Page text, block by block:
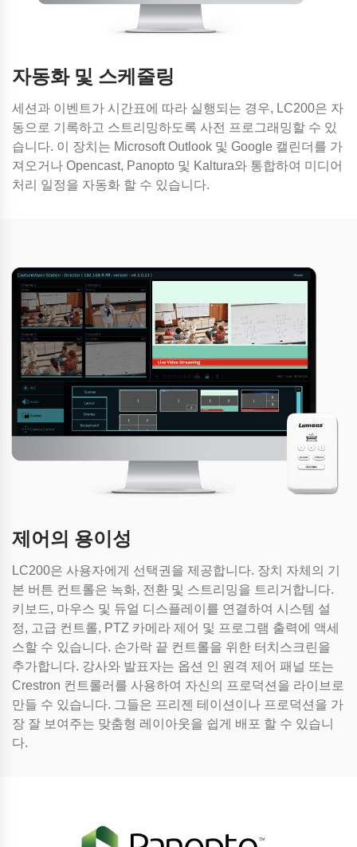
자동화 및 스케줄링
세션과 이벤트가 시간표에 따라 실행되는 경우, LC200은 자
동으로 기록하고 스트리밍하도록 사전 프로그래밍할 수 있
습니다. 이 장치는 Microsoft Outlook 및 Google 캘린더를 가
져오거나 Opencast, Panopto 및 Kaltura와 통합하여 미디어
처리 일정을 자동화 할 수 있습니다.
제어의 용이성
LC200은 사용자에게 선택권을 제공합니다. 장치 자체의 기
본 버튼 컨트롤은 녹화, 전환 및 스트리밍을 트리거합니다.
키보드, 마우스 및 듀얼 디스플레이를 연결하여 시스템 설
정, 고급 컨트롤, PTZ 카메라 제어 및 프로그램 출력에 액세
스할 수 있습니다. 손가락 끝 컨트롤을 위한 터치스크린을
추가합니다. 강사와 발표자는 옵션 인 원격 제어 패널 또는
Crestron 컨트롤러를 사용하여 자신의 프로덕션을 라이브로
만들 수 있습니다. 그들은 프리젠 테이션이나 프로덕션을 가
장 잘 보여주는 맞춤형 레이아웃을 쉽게 배포 할 수 있습니
다.